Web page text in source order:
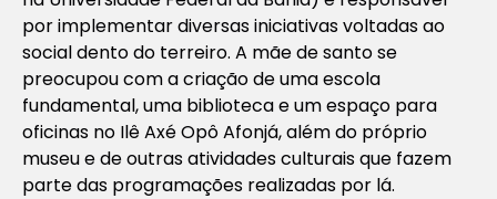
por implementar diversas iniciativas voltadas ao
social dento do terreiro. A mãe de santo se
preocupou com a criação de uma escola
fundamental, uma biblioteca e um espaço para
oficinas no Ilê Axé Opô Afonjá, além do próprio
museu e de outras atividades culturais que fazem
parte das programações realizadas por lá.